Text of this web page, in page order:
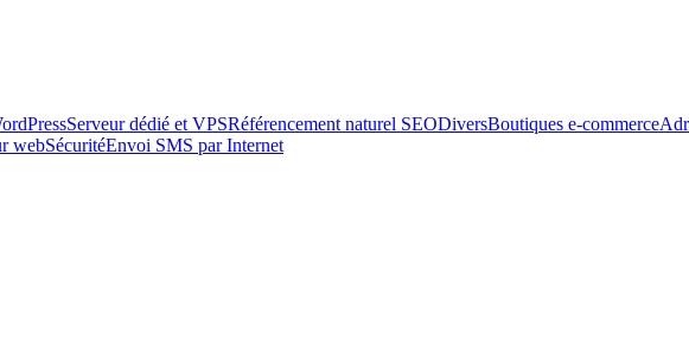
Serveur dédié et VPSRéférencement naturel SEODiversBoutiques e-commerce
webSécuritéEnvoi SMS par Internet